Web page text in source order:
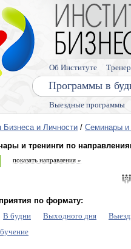
Выездные программы
Программы в
Об Институте
Бизнеса и Личности / Семинары и
и тренинги по
показать направления »
риски
по формату:
В будни Выходного дня